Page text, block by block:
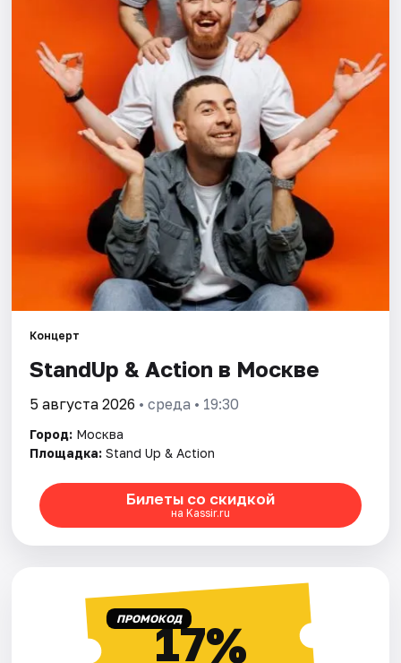
Площадки
Артисты
Концерт
StandUp & Action в Москве
5 августа 2026 • среда • 19:30
Город: Москва
Площадка: Stand Up & Action
Билеты со скидкой
на Kassir.ru
ПРОМОКОД17%